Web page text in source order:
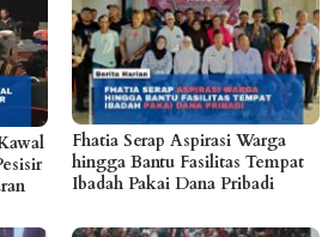
Fhatia Serap Aspirasi Warga
hingga Bantu Fasilitas Tempat
Ibadah Pakai Dana Pribadi